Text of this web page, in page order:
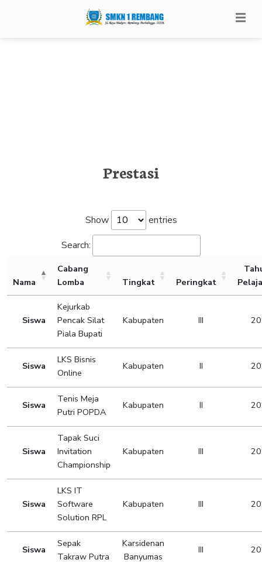
Prestasi
Show
entries
Search:
Nama
Cabang
Lomba
Tingkat Peringkat
Siswa
Kejurkab
Pencak Silat
Piala Bupati
Kabupaten III
Siswa
LKS Bisnis
Online
Kabupaten II
Siswa
Tenis Meja
Putri POPDA
Kabupaten II
Siswa
Tapak Suci
Invitation
Championship
Kabupaten III
Siswa
LKS IT
Software
Solution RPL
Kabupaten III
Siswa
Sepak
Takraw Putra
Karsidenan
Banyumas
III